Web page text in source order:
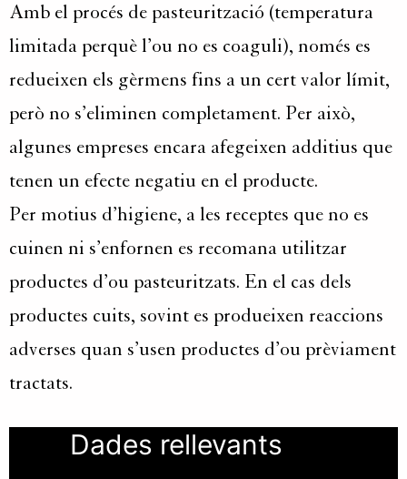
Amb el procés de pasteurització (temperatura
limitada perquè l’ou no es coaguli), només es
redueixen els gèrmens fins a un cert valor límit,
però no s’eliminen completament. Per això,
algunes empreses encara afegeixen additius que
tenen un efecte negatiu en el producte.
Per motius d’higiene, a les receptes que no es
cuinen ni s’enfornen es recomana utilitzar
productes d’ou pasteuritzats. En el cas dels
productes cuits, sovint es produeixen reaccions
adverses quan s’usen productes d’ou prèviament
tractats.
Dades rellevants